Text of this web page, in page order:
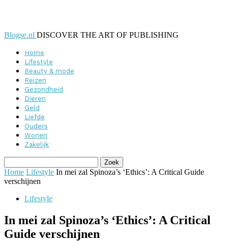
Blogse.nl DISCOVER THE ART OF PUBLISHING
Home
Lifestyle
Beauty & mode
Reizen
Gezondheid
Dieren
Geld
Liefde
Ouders
Wonen
Zakelijk
Home Lifestyle In mei zal Spinoza’s ‘Ethics’: A Critical Guide
verschijnen
Lifestyle
In mei zal Spinoza’s ‘Ethics’: A Critical
Guide verschijnen